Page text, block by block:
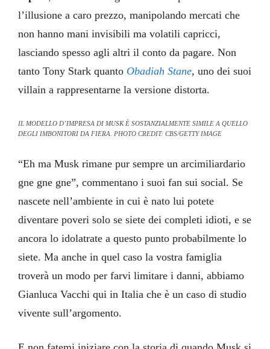
l’illusione a caro prezzo, manipolando mercati che
non hanno mani invisibili ma volatili capricci,
lasciando spesso agli altri il conto da pagare. Non
tanto Tony Stark quanto Obadiah Stane, uno dei suoi
villain a rappresentarne la versione distorta.
IL MODELLO D’IMPRESA DI MUSK È SOSTANZIALMENTE SIMILE A QUELLO
DEGLI IMBONITORI DA FIERA. PHOTO CREDIT: CBS/GETTY IMAGE
“Eh ma Musk rimane pur sempre un arcimiliardario
gne gne gne”, commentano i suoi fan sui social. Se
nascete nell’ambiente in cui è nato lui potete
diventare poveri solo se siete dei completi idioti, e se
ancora lo idolatrate a questo punto probabilmente lo
siete. Ma anche in quel caso la vostra famiglia
troverà un modo per farvi limitare i danni, abbiamo
Gianluca Vacchi qui in Italia che è un caso di studio
vivente sull’argomento.